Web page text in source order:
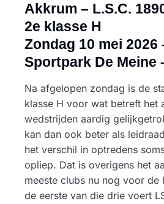
Akkrum – L.S.C.
2e klasse H
Zondag 10 mei 2026
Sportpark De Meine
Na afgelopen zondag is de
klasse H voor wat betreft het
wedstrijden aardig
kan dan ook beter als
het verschil in optredens
opliep. Dat is overigens het
meeste clubs nu nog voor de
de eerste van die drie voert